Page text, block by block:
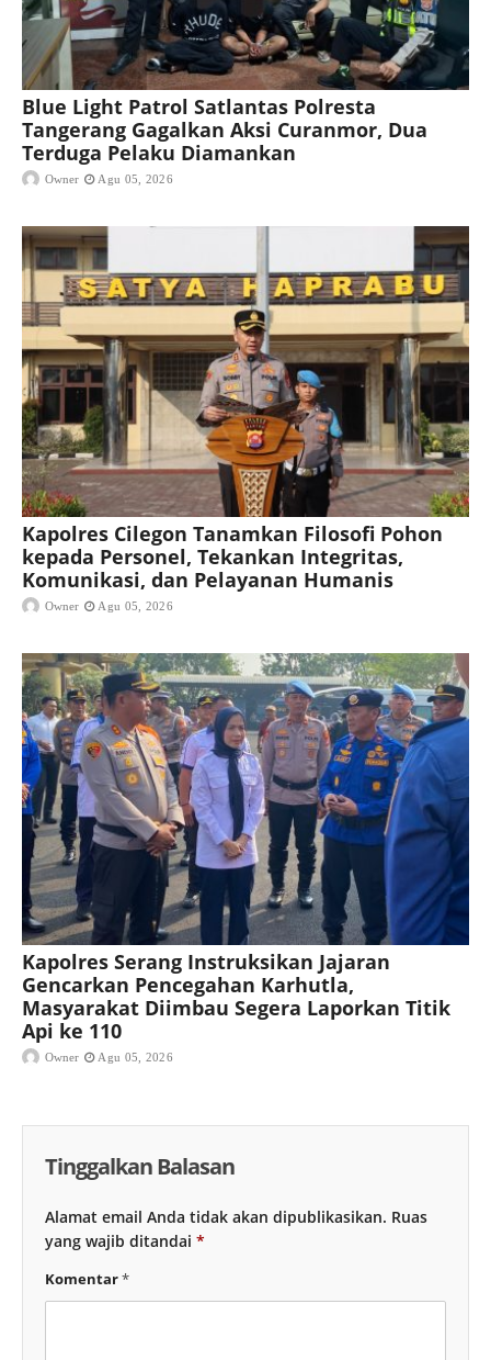
Blue Light Patrol Satlantas Polresta
Tangerang Gagalkan Aksi Curanmor, Dua
Terduga Pelaku Diamankan
Owner Agu 05, 2026
Kapolres Cilegon Tanamkan Filosofi Pohon
kepada Personel, Tekankan Integritas,
Komunikasi, dan Pelayanan Humanis
Owner Agu 05, 2026
Kapolres Serang Instruksikan Jajaran
Gencarkan Pencegahan Karhutla,
Masyarakat Diimbau Segera Laporkan Titik
Api ke 110
Owner Agu 05, 2026
Tinggalkan Balasan
Alamat email Anda tidak akan dipublikasikan. Ruas
yang wajib ditandai *
Komentar*